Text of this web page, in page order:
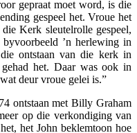
gepraat moet word, is die
gespeel het. Vroue het
Kerk sleutelrolle gespeel,
’n herlewing in
ontstaan van die kerk in
het. Daar was ook in
deur vroue gelei is.”
ontstaan met Billy Graham
op die verkondiging van
het John beklemtoon hoe